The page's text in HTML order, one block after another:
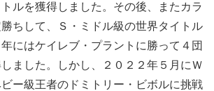
ルを獲得しました。その後、またカラ
ちして、Ｓ・ミドル級の世界タイトル
にはケイレブ・プラントに勝って４団
ました。しかし、２０２２年５月にＷ
ー級王者のドミトリー・ビボルに挑戦